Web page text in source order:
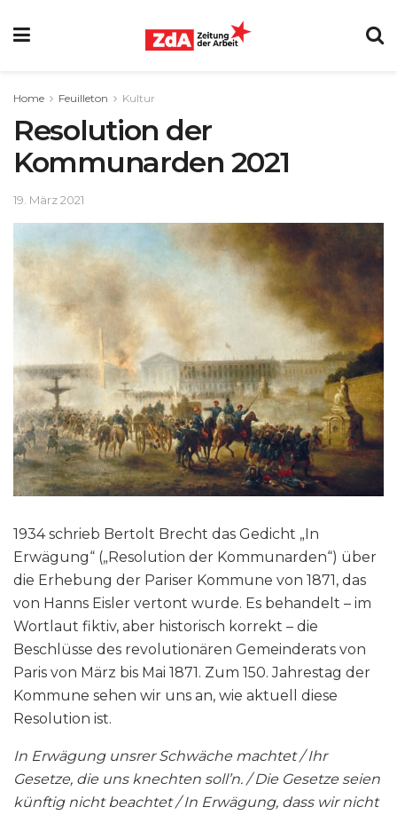
Home Feuilleton Kultur
Resolution der
Kommunarden 2021
19. März 2021
1934 schrieb Bertolt Brecht das Gedicht „In
Erwägung“ („Resolution der Kommunarden“) über
die Erhebung der Pariser Kommune von 1871, das
von Hanns Eisler vertont wurde. Es behandelt – im
Wortlaut fiktiv, aber historisch korrekt – die
Beschlüsse des revolutionären Gemeinderats von
Paris von März bis Mai 1871. Zum 150. Jahrestag der
Kommune sehen wir uns an, wie aktuell diese
Resolution ist.
In Erwägung unsrer Schwäche machtet /Ihr
Gesetze, die uns knechten soll’n. / Die Gesetze seien
künftig nicht beachtet / In Erwägung, dass wir nicht